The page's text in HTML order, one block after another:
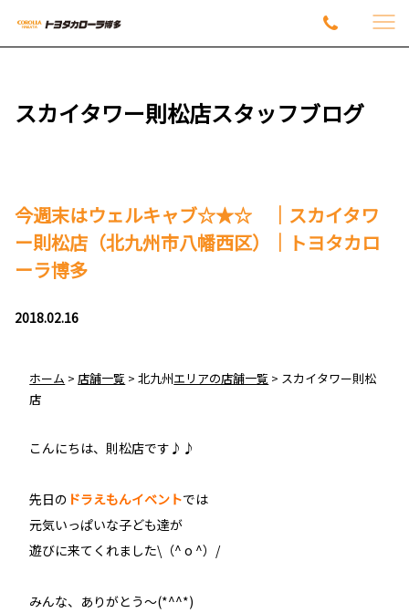
スカイタワー則松店スタッフブログ
今週末はウェルキャブ☆★☆ ｜スカイタワ
ー則松店（北九州市八幡西区）｜トヨタカロ
ーラ博多
2018.02.16
ホーム >店舗一覧 > 北九州エリアの店舗一覧 > スカイタワー則松
店
こんにちは、則松店です♪♪
先日の ドラえもんイベントでは
元気いっぱいな子ども達が
遊びに来てくれました\（^ o ^）/
みんな、ありがとう〜(*^^*)